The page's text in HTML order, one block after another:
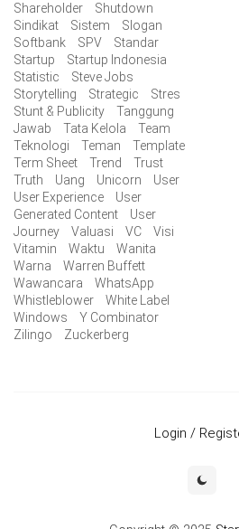
Shareholder
Shutdown
Sindikat
Sistem
Slogan
Softbank
SPV
Standar
Startup
Startup Indonesia
Statistic
Steve Jobs
Storytelling
Strategic
Stres
Stunt & Publicity
Tanggung
Jawab
Tata Kelola
Team
Teknologi
Teman
Template
Term Sheet
Trend
Trust
Truth
Uang Unicorn
User
User Experience
User
Generated Content
User
Journey
Valuasi VC
Visi
Vitamin
Waktu
Wanita
Warna
Warren Buffett
Wawancara
WhatsApp
Whistleblower
White Label
Windows
Y Combinator
Zilingo
Zuckerberg
Login /